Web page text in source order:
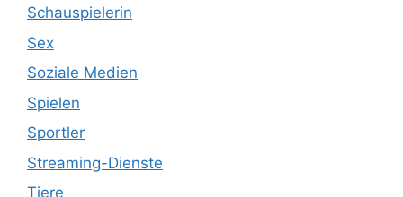
Schauspielerin
Sex
Soziale Medien
Spielen
Sportler
Streaming-Dienste
Tiere